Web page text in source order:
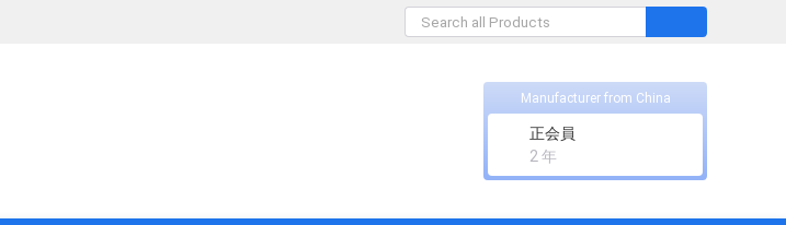
Manufacturer from China
正会員
2 年